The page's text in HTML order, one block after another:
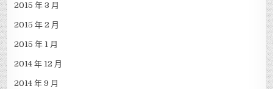
2015 年 3 月
2015 年 2 月
2015 年 1 月
2014 年 12 月
2014 年 9 月